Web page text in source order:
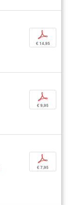
p
€ 14,95
p
€ 9,95
p
€ 7,95